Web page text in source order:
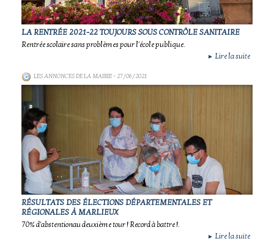
LA RENTRÉE 2021-22 TOUJOURS SOUS CONTRÔLE SANITAIRE
Rentrée scolaire sans problèmes pour l'école publique.
► Lire la suite
LES ANNONCES DE LA MAIRIE- 27/06/2021
RÉSULTATS DES ÉLECTIONS DÉPARTEMENTALES ET
RÉGIONALES À MARLIEUX
70% d'abstentionau deuxième tour ! Record à battre !.
► Lire la suite